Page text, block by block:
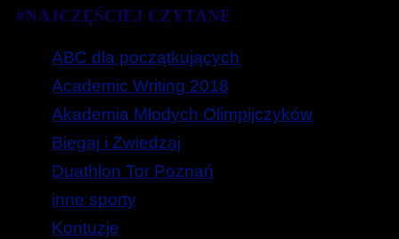
#NAJCZĘŚCIEJ CZYTANE
ABC dla początkujących
Academic Writing 2018
Akademia Młodych Olimpijczyków
Biegaj i Zwiedzaj
Duathlon Tor Poznań
inne sporty
Kontuzje